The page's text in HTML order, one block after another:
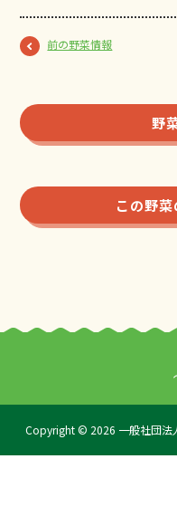
前の野菜情報
野
この野
Copyright © 2026 一般社団法